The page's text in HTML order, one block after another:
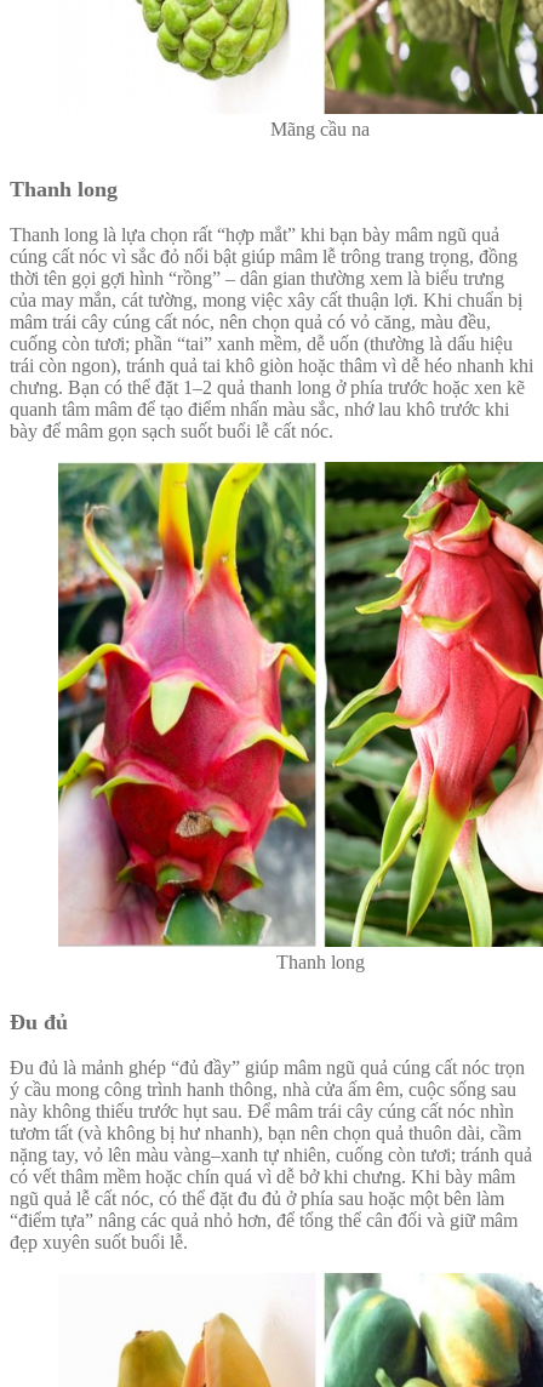
Mãng cầu na
Thanh long
Thanh long là lựa chọn rất “hợp mắt” khi bạn bày mâm ngũ quả
cúng cất nóc vì sắc đỏ nổi bật giúp mâm lễ trông trang trọng, đồng
thời tên gọi gợi hình “rồng” – dân gian thường xem là biểu trưng
của may mắn, cát tường, mong việc xây cất thuận lợi. Khi chuẩn bị
mâm trái cây cúng cất nóc, nên chọn quả có vỏ căng, màu đều,
cuống còn tươi; phần “tai” xanh mềm, dễ uốn (thường là dấu hiệu
trái còn ngon), tránh quả tai khô giòn hoặc thâm vì dễ héo nhanh khi
chưng. Bạn có thể đặt 1–2 quả thanh long ở phía trước hoặc xen kẽ
quanh tâm mâm để tạo điểm nhấn màu sắc, nhớ lau khô trước khi
bày để mâm gọn sạch suốt buổi lễ cất nóc.
Thanh long
Đu đủ
Đu đủ là mảnh ghép “đủ đầy” giúp mâm ngũ quả cúng cất nóc trọn
ý cầu mong công trình hanh thông, nhà cửa ấm êm, cuộc sống sau
này không thiếu trước hụt sau. Để mâm trái cây cúng cất nóc nhìn
tươm tất (và không bị hư nhanh), bạn nên chọn quả thuôn dài, cầm
nặng tay, vỏ lên màu vàng–xanh tự nhiên, cuống còn tươi; tránh quả
có vết thâm mềm hoặc chín quá vì dễ bở khi chưng. Khi bày mâm
ngũ quả lễ cất nóc, có thể đặt đu đủ ở phía sau hoặc một bên làm
“điểm tựa” nâng các quả nhỏ hơn, để tổng thể cân đối và giữ mâm
đẹp xuyên suốt buổi lễ.